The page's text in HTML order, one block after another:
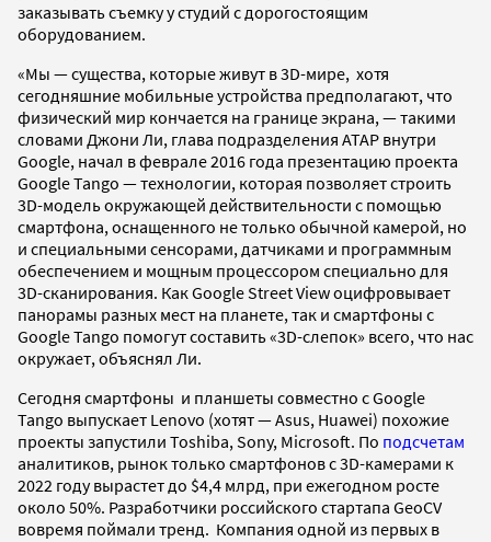
заказывать съемку у студий с дорогостоящим
оборудованием.
«Мы — существа, которые живут в 3D-мире, хотя
сегодняшние мобильные устройства предполагают, что
физический мир кончается на границе экрана, — такими
словами Джони Ли, глава подразделения ATAP внутри
Google, начал в феврале 2016 года презентацию проекта
Google Tango — технологии, которая позволяет строить
3D-модель окружающей действительности с помощью
смартфона, оснащенного не только обычной камерой, но
и специальными сенсорами, датчиками и программным
обеспечением и мощным процессором специально для
3D-сканирования. Как Google Street View оцифровывает
панорамы разных мест на планете, так и смартфоны с
Google Tango помогут составить «3D-слепок» всего, что нас
окружает, объяснял Ли.
Сегодня смартфоны и планшеты совместно с Google
Tango выпускает Lenovo (хотят — Asus, Huawei) похожие
проекты запустили Toshiba, Sony, Microsoft. По подсчетам
аналитиков, рынок только смартфонов с 3D-камерами к
2022 году вырастет до $4,4 млрд, при ежегодном росте
около 50%. Разработчики российского стартапа GeoCV
вовремя поймали тренд. Компания одной из первых в